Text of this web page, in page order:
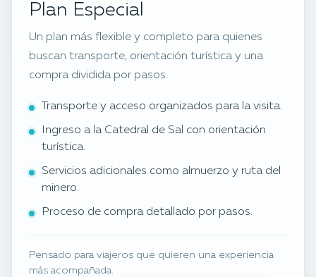
Plan Especial
Un plan más flexible y completo para quienes
buscan transporte, orientación turística y una
compra dividida por pasos.
Transporte y acceso organizados para la visita.
Ingreso a la Catedral de Sal con orientación
turística.
Servicios adicionales como almuerzo y ruta del
minero.
Proceso de compra detallado por pasos.
Pensado para viajeros que quieren una experiencia
más acompañada.